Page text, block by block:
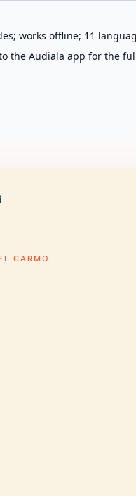
works offline; 11
the Audiala app for the
CARMO